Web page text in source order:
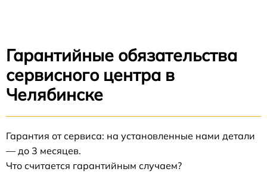
Гарантийные обязательства
сервисного центра в
Челябинске
Гарантия от сервиса: на установленные нами детали
— до 3 месяцев.
Что считается гарантийным случаем?